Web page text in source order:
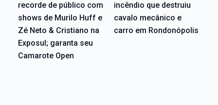
recorde de público com
shows de Murilo Huff e
Zé Neto & Cristiano na
Exposul; garanta seu
Camarote Open
incêndio que destruiu
cavalo mecânico e
carro em Rondonópolis